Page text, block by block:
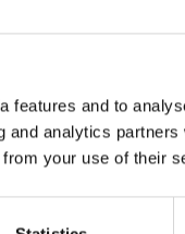
features and to
analytics
from your use of their
av
sträcker sig så